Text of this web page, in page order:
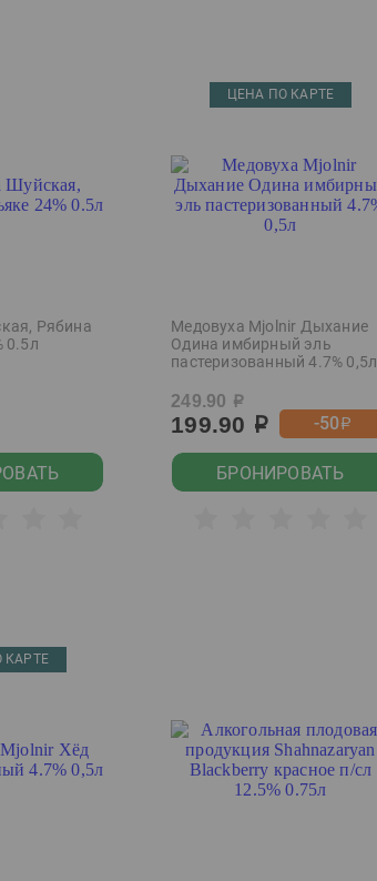
Рябина
0.5л
ЦЕНА ПО КАРТЕ
Медовуха Mjolnir Дыхание
Одина имбирный эль
пастеризованный 4.7% 0,5л
249.90 р
199.90 р -50р
БРОНИРОВАТЬ
КАРТЕ